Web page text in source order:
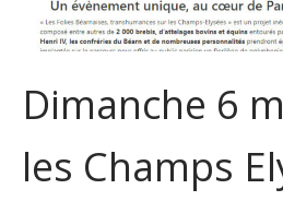
Dimanche 6
les Champs